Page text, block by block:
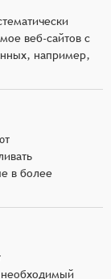
веб-сайтов с
например,
в более